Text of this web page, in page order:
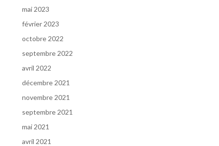
mai 2023
février 2023
octobre 2022
septembre 2022
avril 2022
décembre 2021
novembre 2021
septembre 2021
mai 2021
avril 2021